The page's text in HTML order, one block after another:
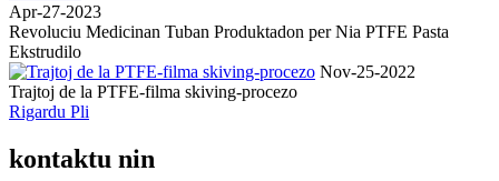
Apr-27-2023
Revoluciu Medicinan Tuban Produktadon per Nia PTFE Pasta
Ekstrudilo
Nov-25-2022
Trajtoj de la PTFE-filma skiving-procezo
Rigardu Pli
kontaktu nin